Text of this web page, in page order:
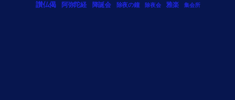
讃仏偈 阿弥陀経 降誕会 除夜の鐘 除夜会 雅楽 集会所